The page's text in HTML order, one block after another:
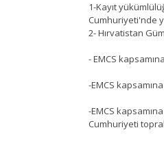
1-Kayıt
Cumhuriyeti'nde
2- Hırvatistan
- EMCS
-EMCS
-EMCS
Cumhuriyeti